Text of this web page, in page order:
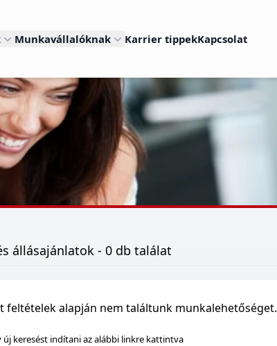
Munkavállalóknak Karrier tippekKapcsolat
állásajánlatok - 0 db találat
feltételek alapján nem találtunk munkalehetőséget.
új keresést indítani az alábbi linkre kattintva